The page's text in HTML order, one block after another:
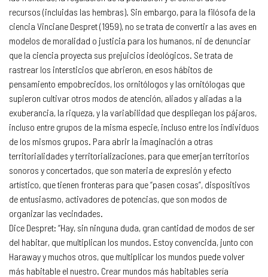
recursos (incluidas las hembras). Sin embargo, para la filósofa de la
ciencia Vinciane Despret (1959), no se trata de convertir a las aves en
modelos de moralidad o justicia para los humanos, ni de denunciar
que la ciencia proyecta sus prejuicios ideológicos. Se trata de
rastrear los intersticios que abrieron, en esos hábitos de
pensamiento empobrecidos, los ornitólogos y las ornitólogas que
supieron cultivar otros modos de atención, aliados y aliadas a la
exuberancia, la riqueza, y la variabilidad que despliegan los pájaros,
incluso entre grupos de la misma especie, incluso entre los individuos
de los mismos grupos. Para abrir la imaginación a otras
territorialidades y territorializaciones, para que emerjan territorios
sonoros y concertados, que son materia de expresión y efecto
artístico, que tienen fronteras para que “pasen cosas”, dispositivos
de entusiasmo, activadores de potencias, que son modos de
organizar las vecindades.
Dice Despret: “Hay, sin ninguna duda, gran cantidad de modos de ser
del habitar, que multiplican los mundos. Estoy convencida, junto con
Haraway y muchos otros, que multiplicar los mundos puede volver
más habitable el nuestro. Crear mundos más habitables sería